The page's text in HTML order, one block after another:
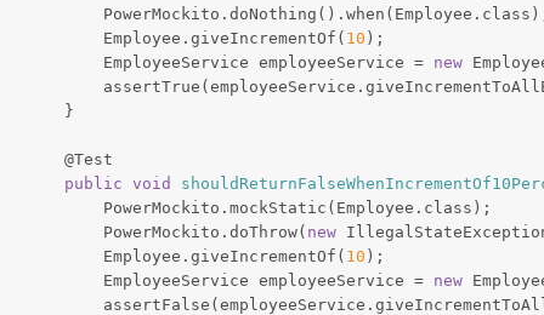
        Employee.giveIncrementOf(
10 );
        EmployeeService employeeService =
new
    }
@Test
public void
        PowerMockito.mockStatic(Employee.class);
        PowerMockito.doThrow(
new
        Employee.giveIncrementOf(
10 );
        EmployeeService employeeService =
new